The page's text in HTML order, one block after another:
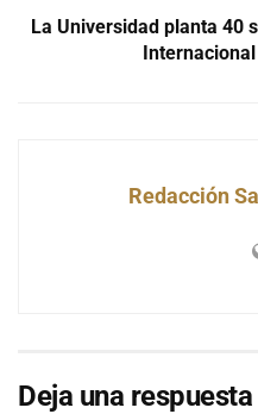
La Universidad planta 40
Redacción
Deja una respuesta